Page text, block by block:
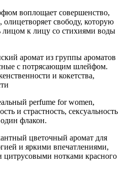
воплощает совершенство,
свободу, которую
к лицу со стихиями воды
аромат из группы ароматов
с потрясающим шлейфом.
и кокетства,
perfume for women,
и страстность, сексуальность
флакон.
цветочный аромат для
и яркими впечатлениями,
нотками красного